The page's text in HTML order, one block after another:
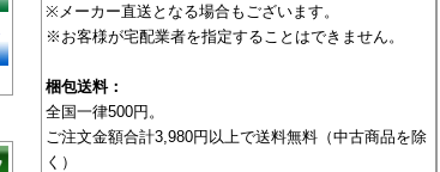
※メーカー直送となる場合もございます。
※お客様が宅配業者を指定することはできません。
梱包送料：
全国一律500円。
ご注文金額合計3,980円以上で送料無料（中古商品を除
く）